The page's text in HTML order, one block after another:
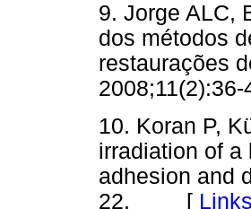
9. Jorge ALC,
dos métodos
restaurações
10. Koran P,
irradiation of a
adhesion and
22. [ Links